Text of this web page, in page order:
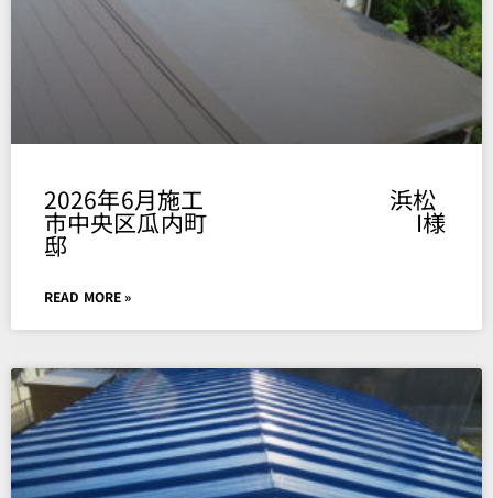
2026年6月施工 浜松
市中央区瓜内町 I様
邸
READ MORE »